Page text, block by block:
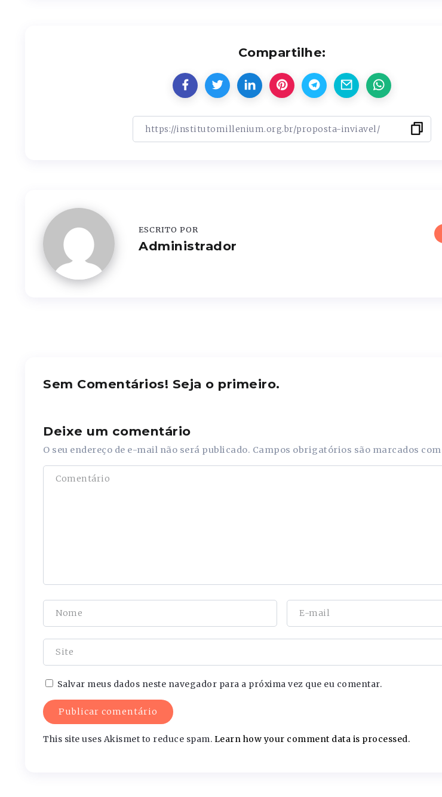
Compartilhe:
ESCRITO POR
Administrador
Sem Comentários! Seja o primeiro.
Deixe um comentário
O seu endereço de e-mail não será publicado. Campos obrigatórios são marcados com
Salvar meus dados neste navegador para a próxima vez que eu comentar.
This site uses Akismet to reduce spam. Learn how your comment data is processed.